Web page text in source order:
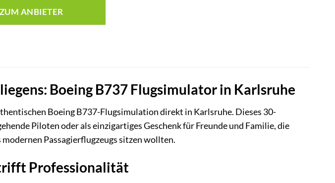
ZUM ANBIETER
Boeing B737 Flugsimulator in Karlsruhe
Boeing B737-Flugsimulation direkt in Karlsruhe. Dieses 30-
Piloten oder als einzigartiges Geschenk für Freunde und Familie, die
Passagierflugzeugs sitzen wollten.
Professionalität